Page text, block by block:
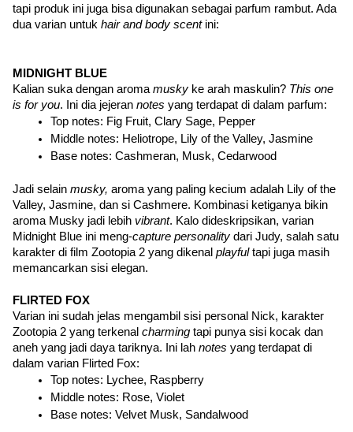
tapi produk ini juga bisa digunakan sebagai parfum rambut. Ada
dua varian untuk hair and body scent ini:
MIDNIGHT BLUE
Kalian suka dengan aroma musky ke arah maskulin? This one
is for you. Ini dia jejeran notes yang terdapat di dalam parfum:
Top notes: Fig Fruit, Clary Sage, Pepper
Middle notes: Heliotrope, Lily of the Valley, Jasmine
Base notes: Cashmeran, Musk, Cedarwood
Jadi selain musky, aroma yang paling kecium adalah Lily of the
Valley, Jasmine, dan si Cashmere. Kombinasi ketiganya bikin
aroma Musky jadi lebih vibrant. Kalo dideskripsikan, varian
Midnight Blue ini meng-capture personality dari Judy, salah satu
karakter di film Zootopia 2 yang dikenal playful tapi juga masih
memancarkan sisi elegan.
FLIRTED FOX
Varian ini sudah jelas mengambil sisi personal Nick, karakter
Zootopia 2 yang terkenal charming tapi punya sisi kocak dan
aneh yang jadi daya tariknya. Ini lah notes yang terdapat di
dalam varian Flirted Fox:
Top notes: Lychee, Raspberry
Middle notes: Rose, Violet
Base notes: Velvet Musk, Sandalwood